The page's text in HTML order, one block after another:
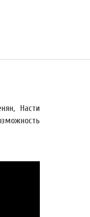
Насти